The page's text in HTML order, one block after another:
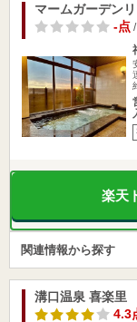
マームガーデン
-点/
楽天
関連情報から探す
溝口温泉 喜楽里
4.3